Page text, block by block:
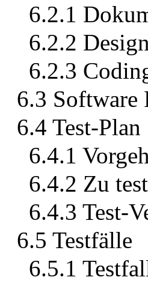
6.2.1
6.2.2
6.2.3
6.3 Software
6.4 Test-Plan
6.4.1
6.4.2 Zu
6.4.3 Test-
6.5 Testfälle
6.5.1